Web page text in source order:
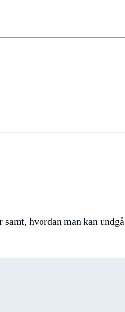
samt, hvordan man kan